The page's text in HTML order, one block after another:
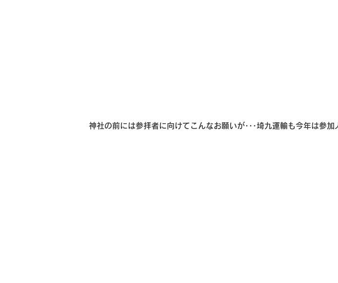
神社の前には参拝者に向けてこんなお願いが･･･埼九運輸も今年は参